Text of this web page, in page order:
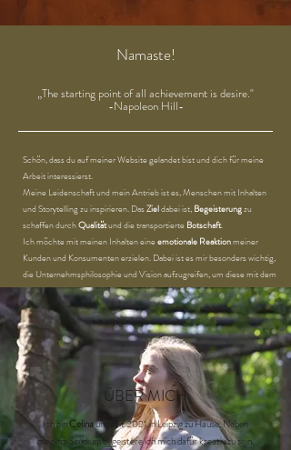
Namaste!
„The starting point of all achievement is desire."
-Napoleon Hill-
Schön, dass du auf meiner Website gelandet bist und dich für meine
Arbeit interessierst.
Meine Leidenschaft und mein Antrieb ist es, Menschen mit Inhalten
und Storytelling zu inspirieren. DasZieldabei ist, Begeisterungzu
schaffen durchQualitätund die transportierte Botschaft.
Ich möchte mit meinen Inhalten eineemotionale Reaktionmeiner
Kunden und Konsumenten erzielen. Dabei ist es mir besonders wichtig,
die Unternehmsphilosophie und Vision aufzugreifen, um diese mit dem
Content zu vermitteln.
ÜBER MICH
Ich binCelinaund seit 2021 in Leipzig zu Hause. Neben
meinem Studium begeistere ich mich dafür kreativ zu sein.